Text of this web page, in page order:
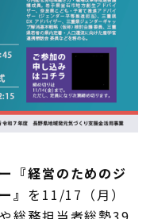
『経営のためのジ
』 を11/17（月）